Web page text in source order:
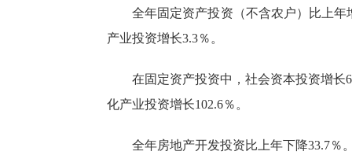
全年固定资产投资（不含农户）比上年
产业投资增长3.3％。
在固定资产投资中，社会资本投资增长
化产业投资增长102.6％。
全年房地产开发投资比上年下降33.7％